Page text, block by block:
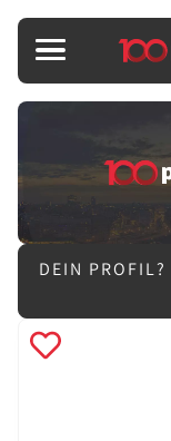
DEIN PROFIL?